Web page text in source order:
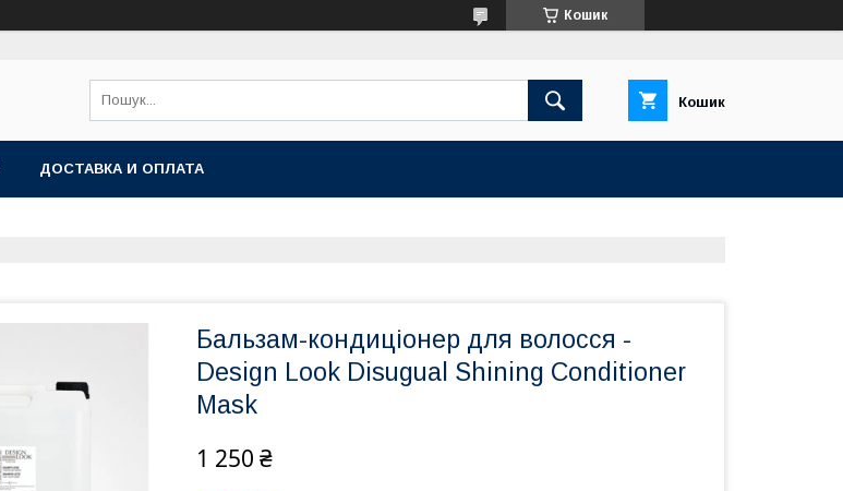
Кошик
Кошик
ДОСТАВКА И ОПЛАТА
Бальзам-кондиціонер для волосся -
Design Look Disugual Shining Conditioner
Mask
1 250 ₴